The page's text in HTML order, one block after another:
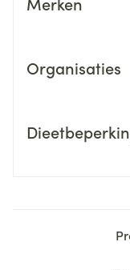
Organisaties